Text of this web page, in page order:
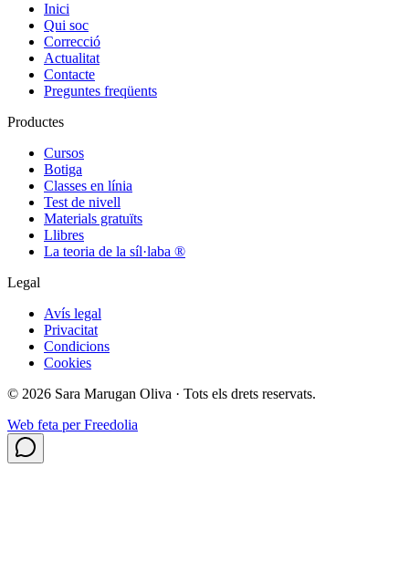
Inici
Qui soc
Correcció
Actualitat
Contacte
Preguntes freqüents
Productes
Cursos
Botiga
Classes en línia
Test de nivell
Materials gratuïts
Llibres
La teoria de la síl·laba ®
Legal
Avís legal
Privacitat
Condicions
Cookies
© 2026 Sara Marugan Oliva · Tots els drets reservats.
Web feta per Freedolia